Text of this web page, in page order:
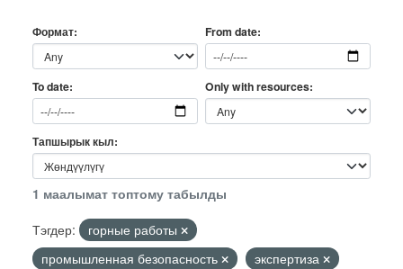
Формат From date
To date Only with resources
Тапшырык кыл
1 маалымат топтому табылды
Тэгдер:
горные работы
промышленная безопасность
экспертиза